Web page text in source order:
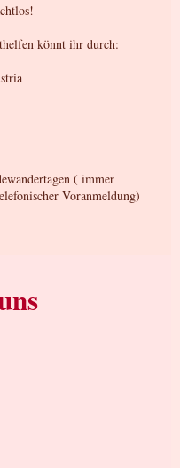
könnt ihr durch:
( immer
Voranmeldung)